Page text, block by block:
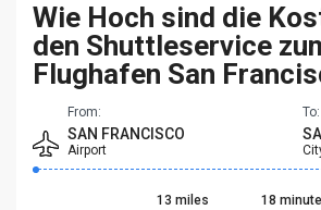
Wie Hoch sind die
den Shuttleservice
Flughafen San
From:
SAN FRANCISCO
Airport
To:
13 miles 18